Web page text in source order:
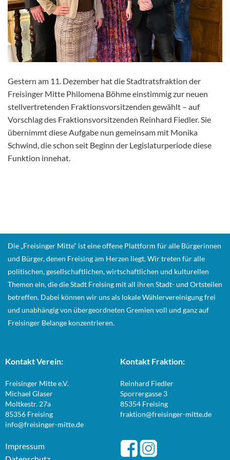
Gestern am 11. Dezember hat die Stadtratsfraktion der
Freisinger Mitte Philomena Böhme einstimmig zur neuen
stellvertretenden Fraktionsvorsitzenden gewählt – auf
Vorschlag des Fraktionsvorsitzenden Reinhard Fiedler. Sie
übernimmt diese Aufgabe nun gemeinsam mit Monika
Schwind, die schon seit Beginn der Legislaturperiode diese
Funktion innehat.
Die „Freisinger Mitte“ ist eine offene Plattform für alle Bürgerinnen
und Bürger, denen Freising am Herzen liegt. Wir treten für alle
politischen, gesellschaftlichen, wirtschaftlichen und kulturellen
Themen ein, die die Stadt Freising mit all ihren Stadt- und Ortsteilen
betreffen. Dabei können wir uns als lokale Wählervereinigung frei
und unabhängig von übergeordneten Gremien voll und ganz auf
Freisinger Belange konzentrieren.
Kontakt Verein:
Freisinger Mitte e.V.
Michael Glaser
Moltkestr. 27a
85356 Freising
info@freisinger-mitte.de
Kontakt Fraktion:
Reinhard Fiedler
Sporrergasse 3
85354 Freising
fraktion@freisinger-mitte.de
Impressum